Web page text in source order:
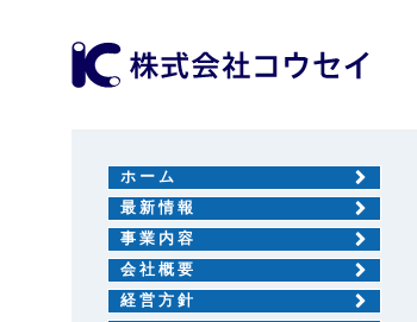
ホーム
最新情報
事業内容
会社概要
経営方針